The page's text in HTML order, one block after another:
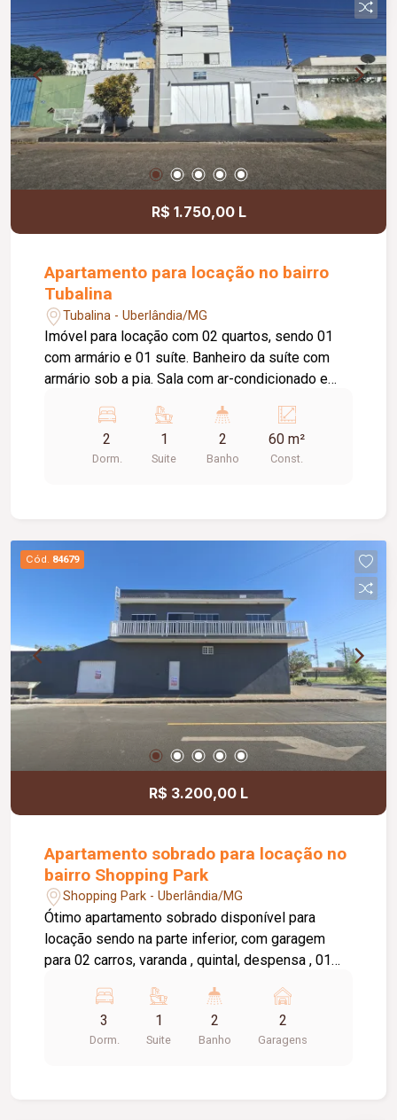
com 4,00 metros; Piscina de 2,50 x 6,00 metros;
Pergolado em aroeira e ipê; Aquecimento solar
em todas as torneiras e chuveiros; Projeto
moderno com ambientes amplos, integrados e
excelente padrão de acabamento.
R$ 1.750,00 L
Apartamento para locação no bairro
Tubalina
Tubalina - Uberlândia/MG
Imóvel para locação com 02 quartos, sendo 01
com armário e 01 suíte. Banheiro da suíte com
armário sob a pia. Sala com ar-condicionado e
serviço. 01 banheiro social com armário sob a
pia. Prédio com elevador e 01 vaga de
estacionamento.
2
Dorm.
1
Suite
2
Banho
60 m²
Const.
Cód. 84679
R$ 3.200,00 L
Apartamento sobrado para locação no
bairro Shopping Park
Shopping Park - Uberlândia/MG
Ótimo apartamento sobrado disponível para
locação sendo na parte inferior, com garagem
para 02 carros, varanda , quintal, despensa , 01
01 quarto com 01 guarda roupa, 01 suite, sacada,
02 salas, cozinha com armário sob a pia,
lavanderia, banheiro social e da suite com box,
3
Dorm.
1
Suite
2
Banho
2
Garagens